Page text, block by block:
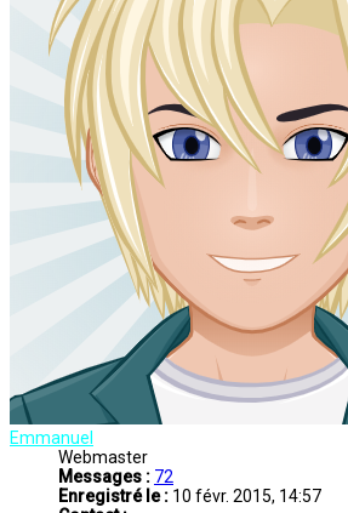
Emmanuel
Webmaster
Messages : 72
Enregistré le : 10 févr. 2015, 14:57